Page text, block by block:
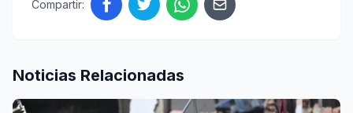
Compartir:
Noticias Relacionadas